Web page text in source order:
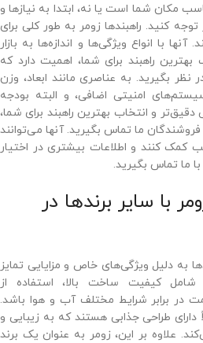
مکان شما است یا نه، ابتدا به نیازها و
کنید. راهبندها زومر به طور کلی برای
با انواع ویژگی‌ها و اندازه‌ها به بازار
راهبند برای شما، اهمیت دارد که
بگیرید. به عناصری مانند ابعاد، وزن
امنیتی اضافی، و البته بودجه
دقیق‌تر و انتخاب بهترین راهبند برای شما،
ما تماس بگیرید. آنها می‌توانند
کمک کنند و اطلاعات بیشتری در اختیار
با ما تماس بگیرید.
با سایر برندها در
به دلیل ویژگی‌های خاص و مزایایی تمایز
کیفیت ساخت بالا، استفاده از
در برابر شرایط مختلف آب و هوا باشد.
دارای طراحی جذابی هستند که به زیبایی و
علاوه بر این، زومر به عنوان یک برند